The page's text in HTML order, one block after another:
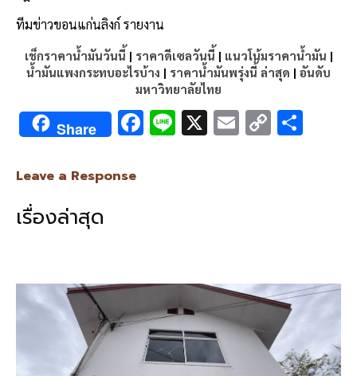
ทีมข่าวขอนแก่นลิงก์ รายงาน
เช็กราคาน้ำมันวันนี้ | ราคาดีเซลวันนี้ | แนวโน้มราคาน้ำมัน |
น้ำมันแพงกระทบอะไรบ้าง | ราคาน้ำมันพรุ่งนี้ ล่าสุด | อันดับ
มหาวิทยาลัยไทย
Share F
k
Li X E C
Leave a Response
เรื่องล่าสุด